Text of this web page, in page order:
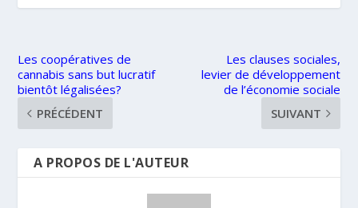
Les coopératives de
cannabis sans but lucratif
bientôt légalisées?
PRÉCÉDENT
Les clauses sociales,
levier de développement
de l’économie sociale
SUIVANT
A PROPOS DE L'AUTEUR